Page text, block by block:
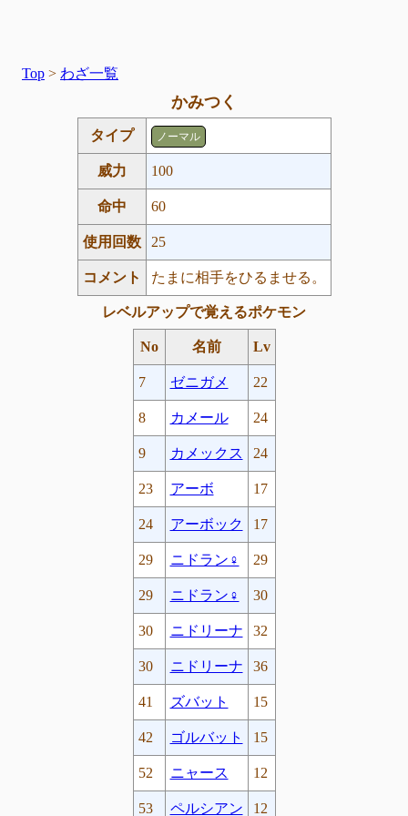
Top > わざ一覧
かみつく
タイプ ノーマル
威力 100
命中 60
使用回数 25
コメント たまに相手をひるませる。
レベルアップで覚えるポケモン
No 名前 Lv
7 ゼニガメ 22
8 カメール 24
9 カメックス 24
23 アーボ 17
24 アーボック 17
29 ニドラン♀ 29
29 ニドラン♀ 30
30 ニドリーナ 32
30 ニドリーナ 36
41 ズバット 15
42 ゴルバット 15
52 ニャース 12
53 ペルシアン 12